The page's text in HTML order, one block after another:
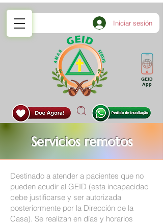
GEID
App
Iniciar sesión
Servicios remotos
Destinado a atender a pacientes que no
pueden acudir al GEID (esta incapacidad
debe justificarse y ser autorizada
posteriormente por la Dirección de la
Casa). Se realizan en días y horarios